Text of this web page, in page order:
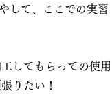
して、ここでの実習
してもらっての使用
りたい！